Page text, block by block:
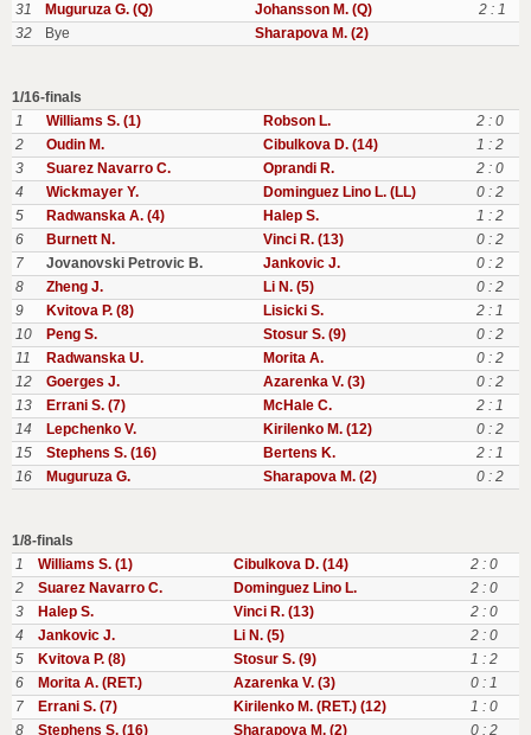
31
Muguruza G. (Q) Johansson M. (Q)
2 : 1
32
Bye Sharapova M. (2)
1/16-finals
1
Williams S. (1) Robson L.
2 : 0
2
Oudin M. Cibulkova D. (14)
1 : 2
3
Suarez Navarro C. Oprandi R.
2 : 0
4
Wickmayer Y. Dominguez Lino L. (LL)
0 : 2
5
Radwanska A. (4) Halep S.
1 : 2
6
Burnett N. Vinci R. (13)
0 : 2
7
Jovanovski Petrovic B. Jankovic J.
0 : 2
8
Zheng J. Li N. (5)
0 : 2
9
Kvitova P. (8) Lisicki S.
2 : 1
10
Peng S. Stosur S. (9)
0 : 2
11
Radwanska U. Morita A.
0 : 2
12
Goerges J. Azarenka V. (3)
0 : 2
13
Errani S. (7) McHale C.
2 : 1
14
Lepchenko V. Kirilenko M. (12)
0 : 2
15
Stephens S. (16) Bertens K.
2 : 1
16
Muguruza G. Sharapova M. (2) 0 : 2
1/8-finals
1
Williams S. (1) Cibulkova D. (14)
2 : 0
2
Suarez Navarro C. Dominguez Lino L.
2 : 0
3
Halep S. Vinci R. (13)
2 : 0
4
Jankovic J. Li N. (5)
2 : 0
5
Kvitova P. (8) Stosur S. (9)
1 : 2
6
Morita A. (RET.) Azarenka V. (3)
0 : 1
7
Errani S. (7) Kirilenko M. (RET.) (12)
1 : 0
8
Stephens S. (16) Sharapova M. (2) 0 : 2